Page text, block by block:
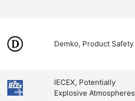
Demko, Product Safety
IECEX, Potentially
Explosive Atmospheres